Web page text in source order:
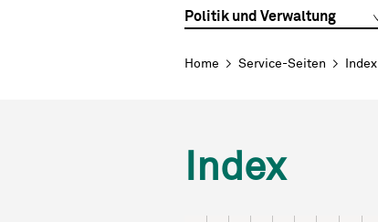
Hauptnavigation
Politik und Verwaltung
Breadcrumb
Home Service-Seiten Index
Index